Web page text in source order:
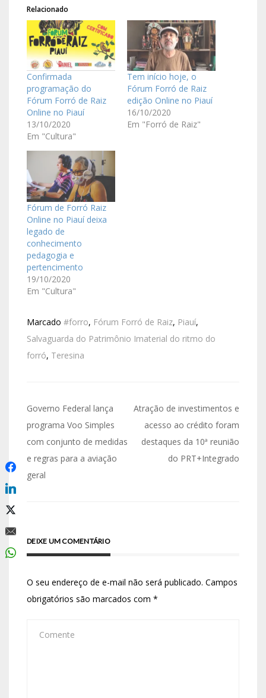
Relacionado
Confirmada
programação do
Fórum Forró de Raiz
Online no Piauí
13/10/2020
Em "Cultura"
Tem início hoje, o
Fórum Forró de Raiz
edição Online no Piauí
16/10/2020
Em "Forró de Raiz"
Fórum de Forró Raiz
Online no Piauí deixa
legado de
conhecimento
pedagogia e
pertencimento
19/10/2020
Em "Cultura"
Marcado #forro, Fórum Forró de Raiz, Piauí,
Salvaguarda do Patrimônio Imaterial do ritmo do
forró, Teresina
Governo Federal lança
programa Voo Simples
com conjunto de medidas
e regras para a aviação
geral
Atração de investimentos e
acesso ao crédito foram
destaques da 10ª reunião
do PRT+Integrado
DEIXE UM COMENTÁRIO
O seu endereço de e-mail não será publicado. Campos
obrigatórios são marcados com *